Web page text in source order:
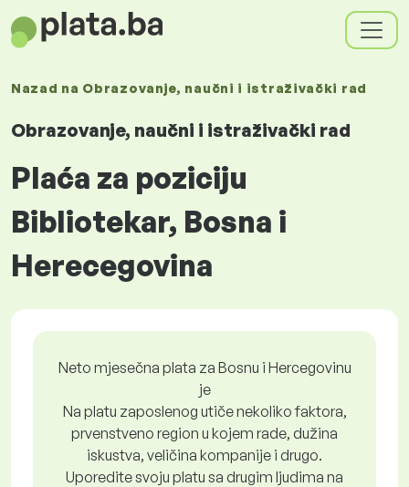
Nazad na Obrazovanje, naučni i istraživački rad
Obrazovanje, naučni i istraživački rad
Plaća za poziciju
Bibliotekar, Bosna i
Herecegovina
Neto mjesečna plata za Bosnu i Hercegovinu
je
Na platu zaposlenog utiče nekoliko faktora,
prvenstveno region u kojem rade, dužina
iskustva, veličina kompanije i drugo.
Uporedite svoju platu sa drugim ljudima na